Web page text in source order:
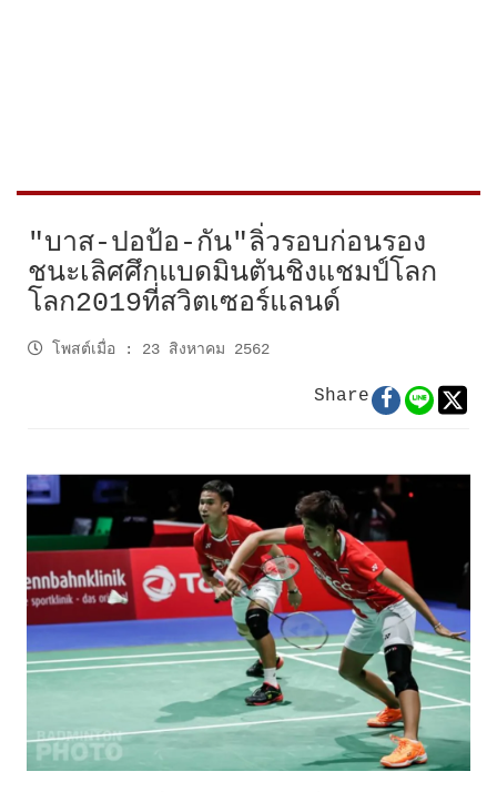
"บาส-ปอป้อ-กัน"ลิ่วรอบก่อนรอง
ชนะเลิศศึกแบดมินตันชิงแชมป์โลก
โลก2019ที่สวิตเซอร์แลนด์
โพสต์เมื่อ : 23 สิงหาคม 2562
Share